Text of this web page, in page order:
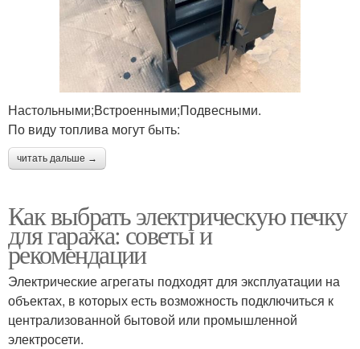
Настольными;Встроенными;Подвесными.
По виду топлива могут быть:
читать дальше →
Как выбрать электрическую печку
для гаража: советы и
рекомендации
Электрические агрегаты подходят для эксплуатации на
объектах, в которых есть возможность подключиться к
централизованной бытовой или промышленной
электросети.